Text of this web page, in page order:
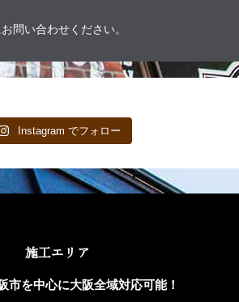
問い合わせください。
Instagram でフォロー
施工エリア
市を中心に大阪全域対応可能！